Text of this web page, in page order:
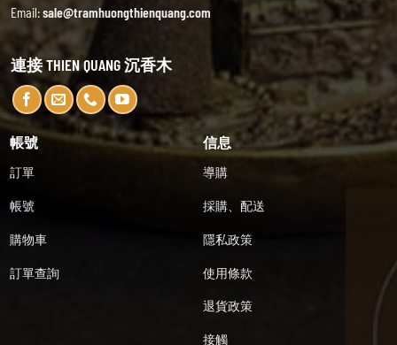
Email:sale@tramhuongthienquang.com
連接 THIEN QUANG 沉香木
帳號
訂單
帳號
購物車
訂單查詢
信息
導購
採購、配送
隱私政策
使用條款
退貨政策
接觸